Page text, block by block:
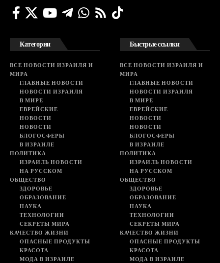
Категории
ВСЕ НОВОСТИ ИЗРАИЛЯ И
МИРА
ГЛАВНЫЕ НОВОСТИ
НОВОСТИ ИЗРАИЛЯ
В МИРЕ
ЕВРЕЙСКИЕ
НОВОСТИ
НОВОСТИ
БЛОГОСФЕРЫ
В ИЗРАИЛЕ
ПОЛИТИКА
ИЗРАИЛЬ НОВОСТИ
НА РУССКОМ
ОБЩЕСТВО
ЗДОРОВЬЕ
ОБРАЗОВАНИЕ
НАУКА
ТЕХНОЛОГИИ
СЕКРЕТЫ МИРА
КАЧЕСТВО ЖИЗНИ
ОПАСНЫЕ ПРОДУКТЫ
КРАСОТА
МОДА В ИЗРАИЛЕ
Быстрые ссылки
ВСЕ НОВОСТИ ИЗРАИЛЯ И
МИРА
ГЛАВНЫЕ НОВОСТИ
НОВОСТИ ИЗРАИЛЯ
В МИРЕ
ЕВРЕЙСКИЕ
НОВОСТИ
НОВОСТИ
БЛОГОСФЕРЫ
В ИЗРАИЛЕ
ПОЛИТИКА
ИЗРАИЛЬ НОВОСТИ
НА РУССКОМ
ОБЩЕСТВО
ЗДОРОВЬЕ
ОБРАЗОВАНИЕ
НАУКА
ТЕХНОЛОГИИ
СЕКРЕТЫ МИРА
КАЧЕСТВО ЖИЗНИ
ОПАСНЫЕ ПРОДУКТЫ
КРАСОТА
МОДА В ИЗРАИЛЕ